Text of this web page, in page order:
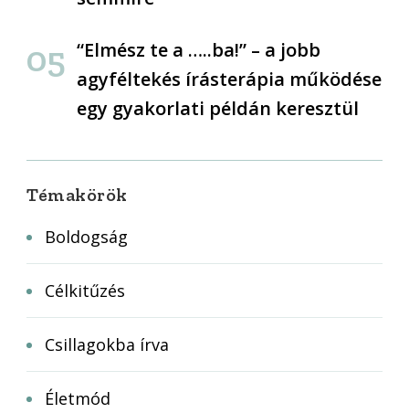
“Elmész te a …..ba!” – a jobb
agyféltekés írásterápia működése
egy gyakorlati példán keresztül
Témakörök
Boldogság
Célkitűzés
Csillagokba írva
Életmód